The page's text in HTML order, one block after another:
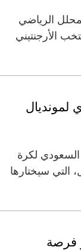
الرياضي
الأرجنتيني
لمونديال
السعودي لكرة
التي سيختارها
مونديال 2022 آخر فرصة